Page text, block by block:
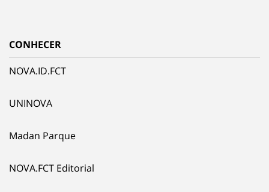
CONHECER
NOVA.ID.FCT
UNINOVA
Madan Parque
NOVA.FCT Editorial